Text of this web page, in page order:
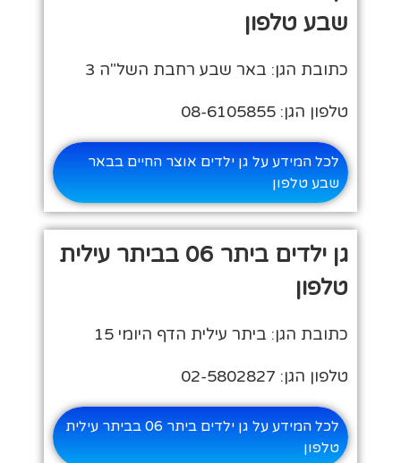
שבע טלפון
כתובת הגן: באר שבע רחבת השל"ה 3
טלפון הגן: 08-6105855
לכל המידע על גן ילדים אוצר החיים בבאר
שבע טלפון
גן ילדים ביתר 06 בביתר עילית
טלפון
כתובת הגן: ביתר עילית הדף היומי 15
טלפון הגן: 02-5802827
לכל המידע על גן ילדים ביתר 06 בביתר עילית
טלפון